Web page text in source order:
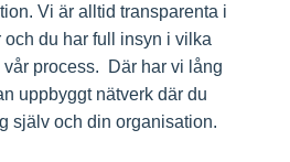
Vi är alltid transparenta i
du har full insyn i vilka
process. Där har vi lång
uppbyggt nätverk där du
själv och din organisation.